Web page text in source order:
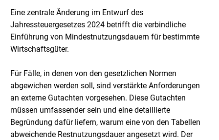
Eine zentrale Änderung im Entwurf des
Jahressteuergesetzes 2024 betrifft die verbindliche
Einführung von Mindestnutzungsdauern für bestimmte
Wirtschaftsgüter.
Für Fälle, in denen von den gesetzlichen Normen
abgewichen werden soll, sind verstärkte Anforderungen
an externe Gutachten vorgesehen. Diese Gutachten
müssen umfassender sein und eine detaillierte
Begründung dafür liefern, warum eine von den Tabellen
abweichende Restnutzungsdauer angesetzt wird. Der